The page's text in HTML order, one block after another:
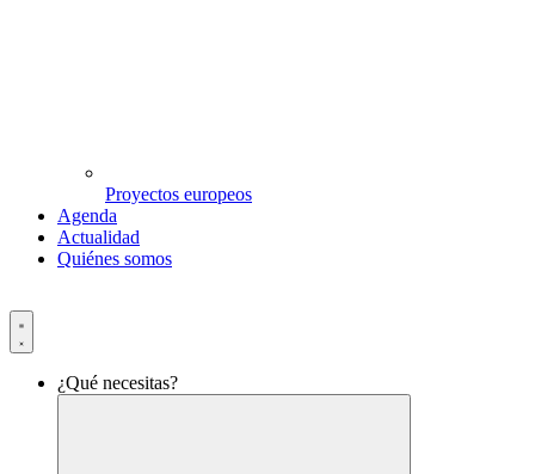
Proyectos europeos
Agenda
Actualidad
Quiénes somos
¿Qué necesitas?